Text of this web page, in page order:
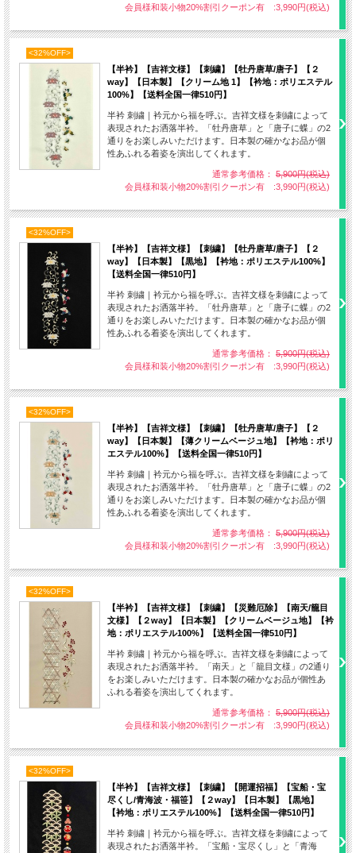
衿元から福を呼ぶ。吉祥文様を刺繍によって表現されたお洒落半衿。
日本製の確かなお品が個性あふれる着姿を演出してくれます。
唐草文様
蔓が連なる様子を現した唐草文様に百花の王とうたわれる牡丹を組み
合わせた牡丹唐草文様。蔓が途切れる事なく伸ばしていく事から「未
来永劫の繁栄」や「長寿」を意味する吉祥文様として古来より好まれ
唐草と牡丹の花を組み合わせた牡丹唐草は名物裂の一つとして人気を
博します。
会員様和装小物20%割引クーポン有 :3,990円(税込)
<32%OFF>
【半衿】【吉祥文様】【刺繍】【牡丹唐草/唐子】【２
way】【日本製】【クリーム地 1】【衿地：ポリエステル
100%】【送料全国一律510円】
半衿 刺繍｜衿元から福を呼ぶ。吉祥文様を刺繍によって
表現されたお洒落半衿。「牡丹唐草」と「唐子に蝶」の2
通りをお楽しみいただけます。日本製の確かなお品が個
性あふれる着姿を演出してくれます。
通常参考価格： 5,900円(税込)
会員様和装小物20%割引クーポン有 :3,990円(税込)
<32%OFF>
【半衿】【吉祥文様】【刺繍】【牡丹唐草/唐子】【２
way】【日本製】【黒地】【衿地：ポリエステル100%】
【送料全国一律510円】
半衿 刺繍｜衿元から福を呼ぶ。吉祥文様を刺繍によって
表現されたお洒落半衿。「牡丹唐草」と「唐子に蝶」の2
通りをお楽しみいただけます。日本製の確かなお品が個
性あふれる着姿を演出してくれます。
通常参考価格： 5,900円(税込)
会員様和装小物20%割引クーポン有 :3,990円(税込)
<32%OFF>
【半衿】【吉祥文様】【刺繍】【牡丹唐草/唐子】【２
way】【日本製】【薄クリームベージュ地】【衿地：ポリ
エステル100%】【送料全国一律510円】
半衿 刺繍｜衿元から福を呼ぶ。吉祥文様を刺繍によって
表現されたお洒落半衿。「牡丹唐草」と「唐子に蝶」の2
通りをお楽しみいただけます。日本製の確かなお品が個
性あふれる着姿を演出してくれます。
通常参考価格： 5,900円(税込)
会員様和装小物20%割引クーポン有 :3,990円(税込)
<32%OFF>
【半衿】【吉祥文様】【刺繍】【災難厄除】【南天/籠目
文様】【２way】【日本製】【クリームベージュ地】【衿
地：ポリエステル100%】【送料全国一律510円】
半衿 刺繍｜衿元から福を呼ぶ。吉祥文様を刺繍によって
表現されたお洒落半衿。「南天」と「籠目文様」の2通り
をお楽しみいただけます。日本製の確かなお品が個性あ
ふれる着姿を演出してくれます。
通常参考価格： 5,900円(税込)
会員様和装小物20%割引クーポン有 :3,990円(税込)
<32%OFF>
【半衿】【吉祥文様】【刺繍】【開運招福】【宝船・宝
尽くし/青海波・福笹】【２way】【日本製】【黒地】
【衿地：ポリエステル100%】【送料全国一律510円】
半衿 刺繍｜衿元から福を呼ぶ。吉祥文様を刺繍によって
表現されたお洒落半衿。「宝船・宝尽くし」と「青海